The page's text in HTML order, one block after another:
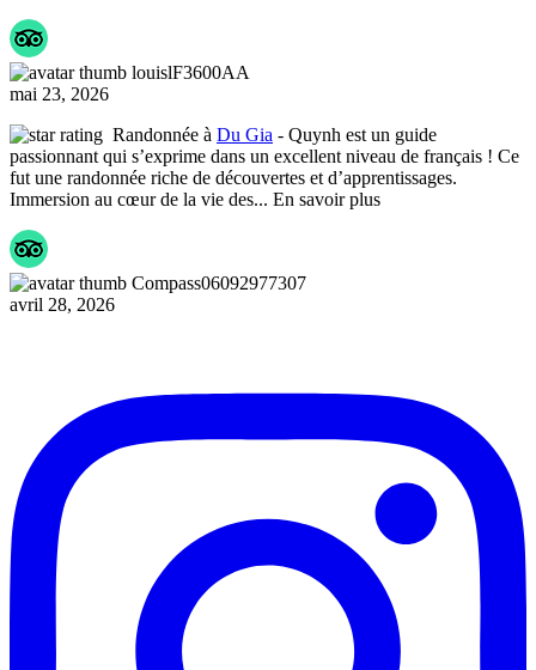
louislF3600AA
mai 23, 2026
Randonnée à Du Gia - Quynh est un guide
passionnant qui s’exprime dans un excellent niveau de français ! Ce
fut une randonnée riche de découvertes et d’apprentissages.
Immersion au cœur de la vie des... En savoir plus
Compass06092977307
avril 28, 2026